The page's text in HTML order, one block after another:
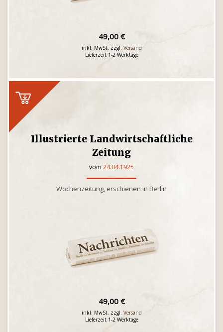
49,00 €
inkl. MwSt. zzgl. Versand
Lieferzeit 1-2 Werktage
Illustrierte Landwirtschaftliche
Zeitung
vom 24.04.1925
Wochenzeitung, erschienen in Berlin
49,00 €
inkl. MwSt. zzgl. Versand
Lieferzeit 1-2 Werktage